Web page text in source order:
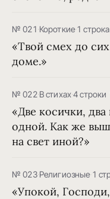
№ 021·Короткие·1 строка
«Твой смех до
доме.»
№ 022·В стихах·4 строки
«Две косички,
одной. Как же
на свет иной?»
№ 023·Религиозные·1
«Упокой,